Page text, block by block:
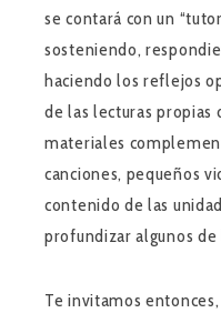
se contará con un
sosteniendo,
haciendo los reflejos
de las lecturas propias
materiales
canciones, pequeños
contenido de las
profundizar algunos de
Te invitamos